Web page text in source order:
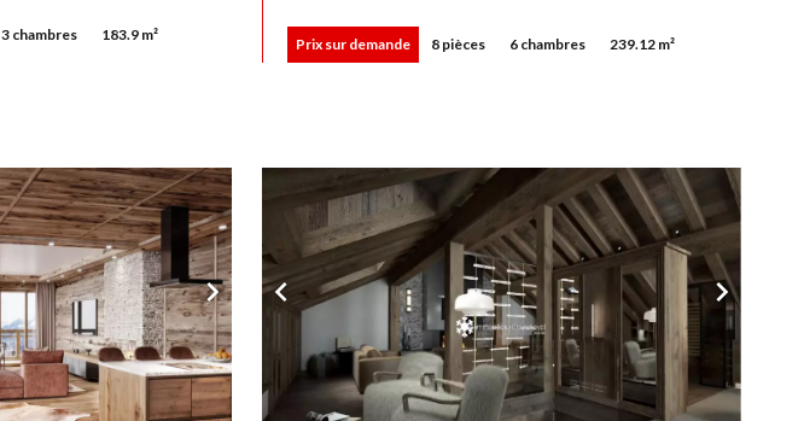
3 chambres 183.9 m²
Prix sur demande 8 pièces 6 chambres 239.12 m²